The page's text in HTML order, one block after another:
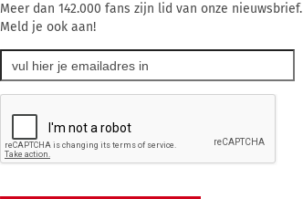
Meer dan 142.000 fans zijn lid van onze nieuwsbrief.
Meld je ook aan!